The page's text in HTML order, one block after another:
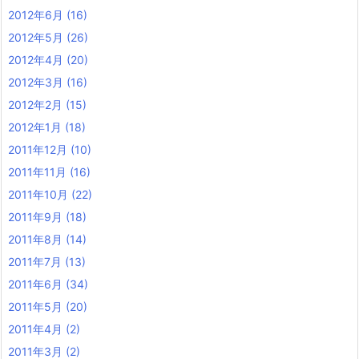
2012年6月 (16)
2012年5月 (26)
2012年4月 (20)
2012年3月 (16)
2012年2月 (15)
2012年1月 (18)
2011年12月 (10)
2011年11月 (16)
2011年10月 (22)
2011年9月 (18)
2011年8月 (14)
2011年7月 (13)
2011年6月 (34)
2011年5月 (20)
2011年4月 (2)
2011年3月 (2)